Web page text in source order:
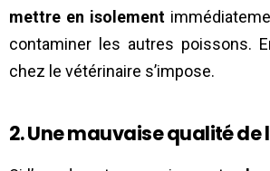
mettre en isolement
contaminer les autres poissons.
chez le vétérinaire s’impose.
2. Une mauvaise qualité de